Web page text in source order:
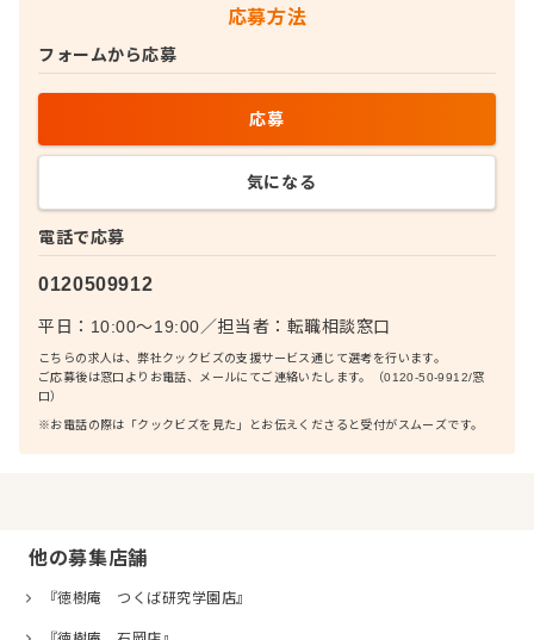
応募方法
電話で応募
0120509912
平日：10:00〜19:00／担当者： 転職相談窓口
こちらの求人は、弊社クックビズの支援サービス通じて選考を行います。
ご応募後は窓口よりお電話、メールにてご連絡いたします。（0120-50-9912/窓
口）
※お電話の際は「クックビズを見た」とお伝えくださると受付がスムーズです。
フォームから応募
応募
気になる
他の募集店舗
『徳樹庵 つくば研究学園店』